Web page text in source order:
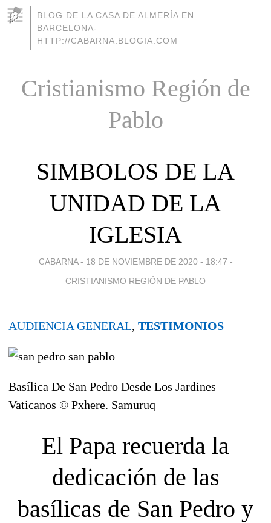
BLOG DE LA CASA DE ALMERÍA EN
BARCELONA-
HTTP://CABARNA.BLOGIA.COM
Cristianismo Región de
Pablo
SIMBOLOS DE LA
UNIDAD DE LA
IGLESIA
CABARNA - 18 DE NOVIEMBRE DE 2020 - 18:47 -
CRISTIANISMO REGIÓN DE PABLO
AUDIENCIA GENERAL, TESTIMONIOS
Basílica De San Pedro Desde Los Jardines
Vaticanos © Pxhere. Samuruq
El Papa recuerda la
dedicación de las
basílicas de San Pedro y